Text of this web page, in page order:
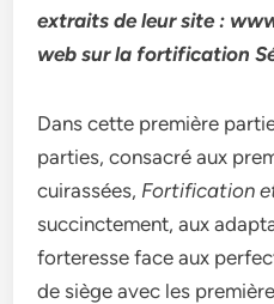
extraits de leur site :
web sur la fortification
Dans cette première
parties, consacré aux
cuirassées, Fortification
succinctement, aux
forteresse face aux
de siège avec les